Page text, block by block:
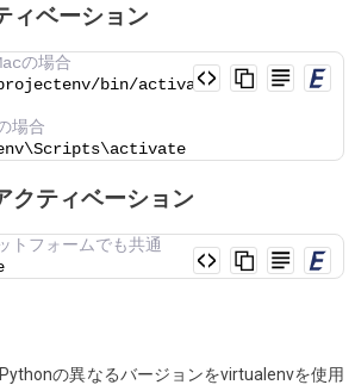
ィベーション
の場合
bin/activate
場合
クティベーション
トフォームでも共通
の異なるバージョンをvirtualenvを使用